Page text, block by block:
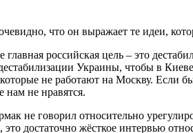
что он выражает те идеи,
главная российская цель – это
Украины, чтобы в
не работают на Москву. Если
нам не нравятся.
не говорил относительно
достаточно жёсткое интервью